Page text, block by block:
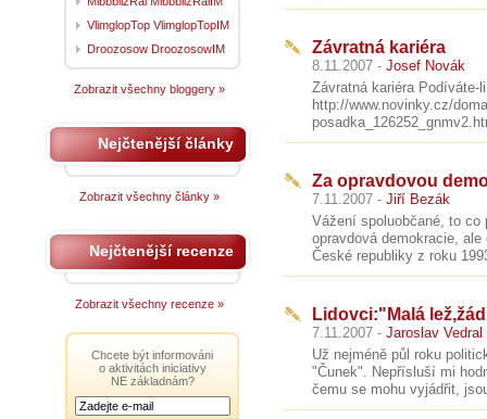
Závratná kariéra
8.11.2007 - Josef Novák
Závratná kariéra
http://www.novinky.cz/
Za opravdovou
7.11.2007 - Jiří Bezák
Vážení spoluobčané, to co
opravdová demokracie,
České republiky z roku
Lidovci:"Malá
7.11.2007 - Jaroslav Vedral
Už nejméně půl roku
"Čunek". Nepřísluší mi
čemu se mohu vyjádřit,
VlimglopTop VlimglopTopIM
Droozosow DroozosowIM
Zobrazit všechny bloggery »
Nejčtenější články
Zobrazit všechny články »
Nejčtenější recenze
Zobrazit všechny recenze »
Chcete být informováni
o aktivitách iniciativy
NE základnám?